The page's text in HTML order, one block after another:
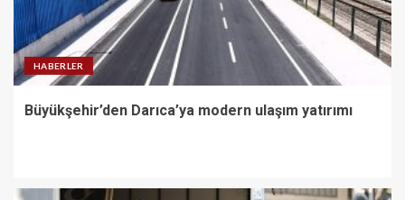
HABERLER
Büyükşehir’den Darıca’ya modern ulaşım yatırımı